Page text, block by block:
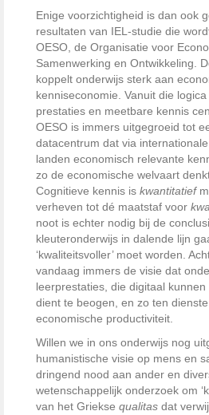
Enige voorzichtigheid is dan ook
resultaten van IEL-studie die
OESO, de Organisatie voor
Samenwerking en Ontwikkeling.
koppelt onderwijs sterk aan
kenniseconomie. Vanuit die
prestaties en meetbare kennis
OESO is immers uitgegroeid tot
datacentrum dat via
landen economisch relevante
zo de economische welvaart
Cognitieve kennis is kwantitatief
verheven tot dé maatstaf voor
noot is echter nodig bij de
kleuteronderwijs in dalende lijn
‘kwaliteitsvoller’ moet worden.
vandaag immers de visie dat
leerprestaties, die digitaal kunnen
dient te beogen, en zo ten
economische productiviteit.
Willen we in ons onderwijs nog
humanistische visie op mens en
dringend nood aan ander en
wetenschappelijk onderzoek om
van het Griekse qualitas dat